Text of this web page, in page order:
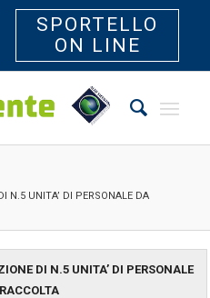
SPORTELLO
ON LINE
N.5 UNITA’ DI PERSONALE DA
DI N.5 UNITA’ DI PERSONALE